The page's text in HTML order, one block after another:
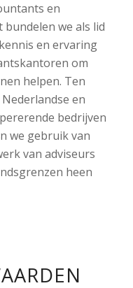
en
we als lid
en ervaring
om
helpen. Ten
en
bedrijven
we gebruik van
van adviseurs
heen